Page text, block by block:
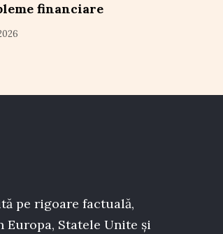
financiare
pe rigoare factuală,
Statele Unite și